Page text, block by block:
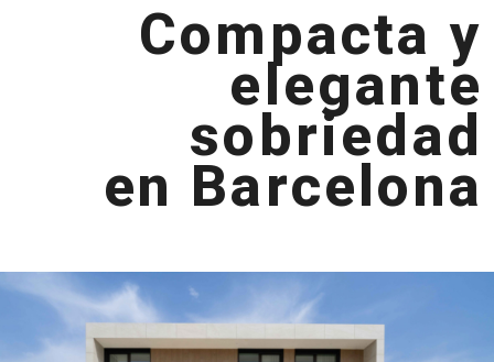
Compacta y
elegante
sobriedad
en Barcelona